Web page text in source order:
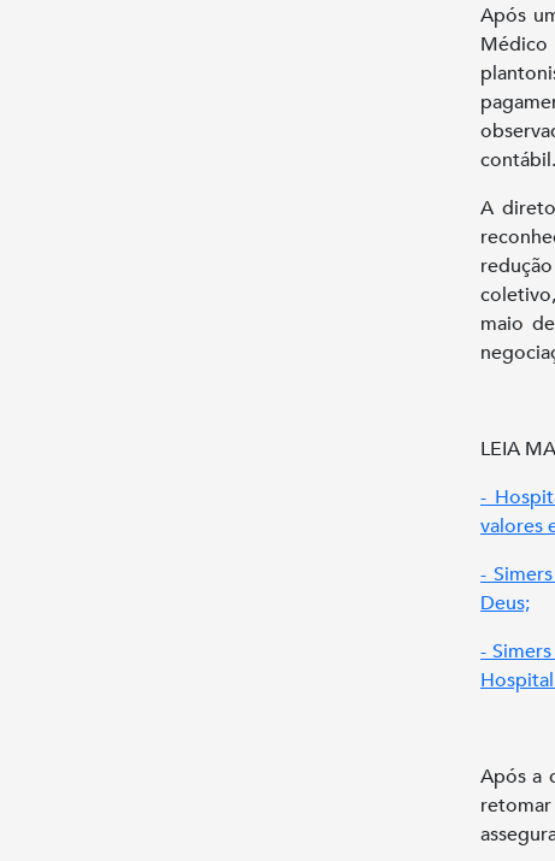
Após
contábil.
A
maio
LEIA
-
valores
-
Deus;
-
Após a